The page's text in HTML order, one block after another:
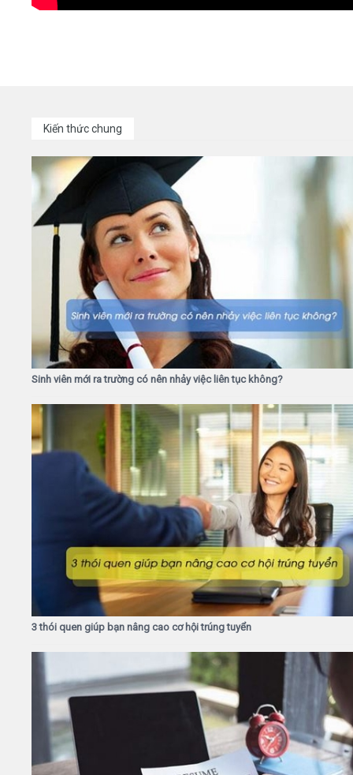
Kiến thức chung
Sinh viên mới ra trường có nên nhảy việc liên tục không?
3 thói quen giúp bạn nâng cao cơ hội trúng tuyển